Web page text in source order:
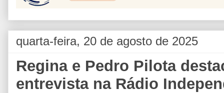
quarta-feira, 20 de agosto de 2025
Regina e Pedro Pilota
entrevista na Rádio